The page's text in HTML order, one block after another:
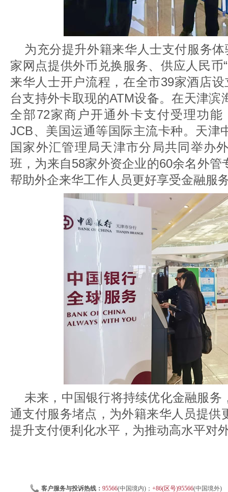
为充分提升外籍来华人士支付服务
家网点提供外币兑换服务、供应人民币
来华人士开户流程，在全市39家酒店
台支持外卡取现的ATM设备。在天津滨
全部72家商户开通外卡支付受理功能
JCB、美国运通等国际主流卡种。天津
国家外汇管理局天津市分局共同举办
班，为来自58家外资企业的60余名外管
帮助外企来华工作人员更好享受金融服
未来，中国银行将持续优化金融服务
通支付服务堵点，为外籍来华人员提供
提升支付便利化水平，为推动高水平对
客户服务与投诉热线： 95566(中国境内)； +86(区号)95566(中国境外)